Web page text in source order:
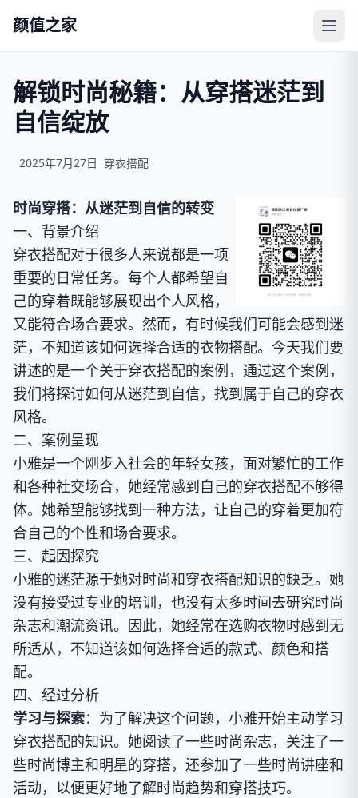
颜值之家
解锁时尚秘籍：从穿搭迷茫到
自信绽放
2025年7月27日 穿衣搭配
时尚穿搭：从迷茫到自信的转变
一、背景介绍
穿衣搭配对于很多人来说都是一项
重要的日常任务。每个人都希望自
己的穿着既能够展现出个人风格，
又能符合场合要求。然而，有时候我们可能会感到迷
茫，不知道该如何选择合适的衣物搭配。今天我们要
讲述的是一个关于穿衣搭配的案例，通过这个案例，
我们将探讨如何从迷茫到自信，找到属于自己的穿衣
风格。
二、案例呈现
小雅是一个刚步入社会的年轻女孩，面对繁忙的工作
和各种社交场合，她经常感到自己的穿衣搭配不够得
体。她希望能够找到一种方法，让自己的穿着更加符
合自己的个性和场合要求。
三、起因探究
小雅的迷茫源于她对时尚和穿衣搭配知识的缺乏。她
没有接受过专业的培训，也没有太多时间去研究时尚
杂志和潮流资讯。因此，她经常在选购衣物时感到无
所适从，不知道该如何选择合适的款式、颜色和搭
配。
四、经过分析
学习与探索：为了解决这个问题，小雅开始主动学习
穿衣搭配的知识。她阅读了一些时尚杂志，关注了一
些时尚博主和明星的穿搭，还参加了一些时尚讲座和
活动，以便更好地了解时尚趋势和穿搭技巧。